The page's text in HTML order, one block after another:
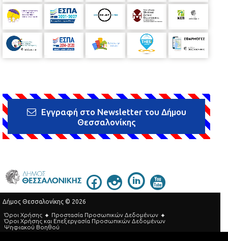
Εγγραφή στο Newsletter του Δήμου
Θεσσαλονίκης
Δήμος Θεσσαλονίκης © 2026
Όροι Χρήσης
Προστασία Προσωπικών Δεδομένων
Όροι Xρήσης και Eπεξεργασία Προσωπικών Δεδομένων
Ψηφιακού Βοηθού